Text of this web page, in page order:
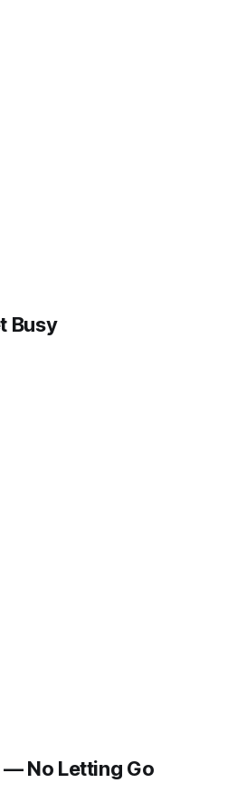
Busy
No Letting Go